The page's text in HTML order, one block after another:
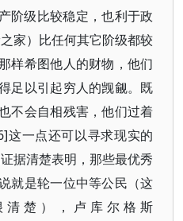
阶级比较稳定，也利于政
家）比任何其它阶级都较
样希图他人的财物，他们
足以引起穷人的觊觎。既
不会自相残害，他们过着
这一点还可以寻求现实的
据清楚表明，那些最优秀
就是轮一位中等公民（这
楚），卢库尔格斯